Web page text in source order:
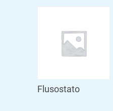
Flusostato